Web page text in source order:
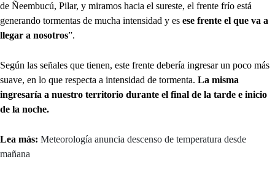
de Ñeembucú, Pilar, y miramos hacia el sureste, el frente frío está
generando tormentas de mucha intensidad y es ese frente el que va a
llegar a nosotros”.
Según las señales que tienen, este frente debería ingresar un poco más
suave, en lo que respecta a intensidad de tormenta. La misma
ingresaría a nuestro territorio durante el final de la tarde e inicio
de la noche.
Lea más: Meteorología anuncia descenso de temperatura desde
mañana